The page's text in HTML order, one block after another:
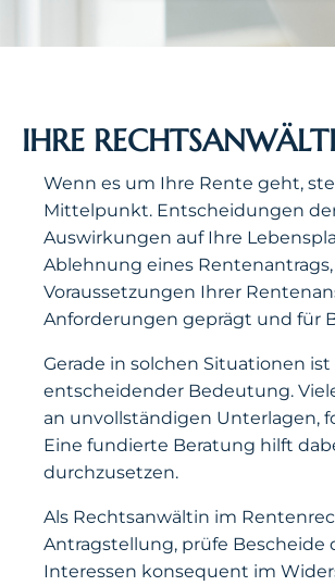
IHRE
Wenn es um Ihre Rente geht,
Mittelpunkt. Entscheidungen
Auswirkungen auf Ihre
Ablehnung eines
Voraussetzungen Ihrer
Anforderungen geprägt und für
Gerade in solchen Situationen
entscheidender Bedeutung.
an unvollständigen Unterlagen,
Eine fundierte Beratung hilft
durchzusetzen.
Als Rechtsanwältin im
Antragstellung, prüfe
Interessen konsequent im